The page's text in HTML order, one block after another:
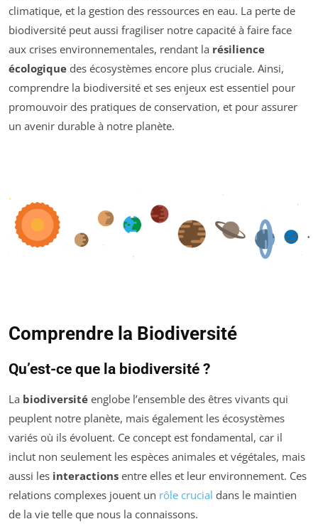
climatique, et la gestion des ressources en eau. La perte de
biodiversité peut aussi fragiliser notre capacité à faire face
aux crises environnementales, rendant la résilience
écologique des écosystèmes encore plus cruciale. Ainsi,
comprendre la biodiversité et ses enjeux est essentiel pour
promouvoir des pratiques de conservation, et pour assurer
un avenir durable à notre planète.
Comprendre la Biodiversité
Qu’est-ce que la biodiversité ?
La biodiversité englobe l’ensemble des êtres vivants qui
peuplent notre planète, mais également les écosystèmes
variés où ils évoluent. Ce concept est fondamental, car il
inclut non seulement les espèces animales et végétales, mais
aussi les interactions entre elles et leur environnement. Ces
relations complexes jouent un rôle crucial dans le maintien
de la vie telle que nous la connaissons.